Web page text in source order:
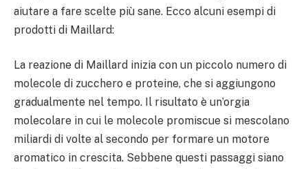
aiutare a fare scelte più sane. Ecco alcuni esempi di
prodotti di Maillard:
La reazione di Maillard inizia con un piccolo numero di
molecole di zucchero e proteine, che si aggiungono
gradualmente nel tempo. Il risultato è un’orgia
molecolare in cui le molecole promiscue si mescolano
miliardi di volte al secondo per formare un motore
aromatico in crescita. Sebbene questi passaggi siano